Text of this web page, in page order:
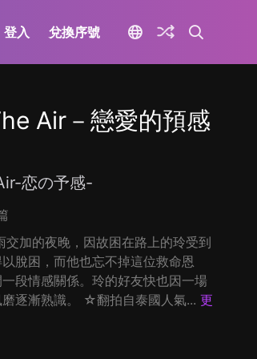
登入 兌換序號
Air－戀愛的預感
恋の予感-
交加的夜晚，因故困在路上的玲受到
脫困，而他也忘不掉這位救命恩
段情感關係。玲的好友快也因一場
逐漸熟識。 ☆翻拍自泰國人氣... 更